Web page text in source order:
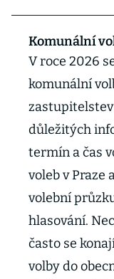
Komunální
V roce 2026
komunální
důležitých
termín a čas
voleb v Praze
volební
hlasování.
často se
volby do